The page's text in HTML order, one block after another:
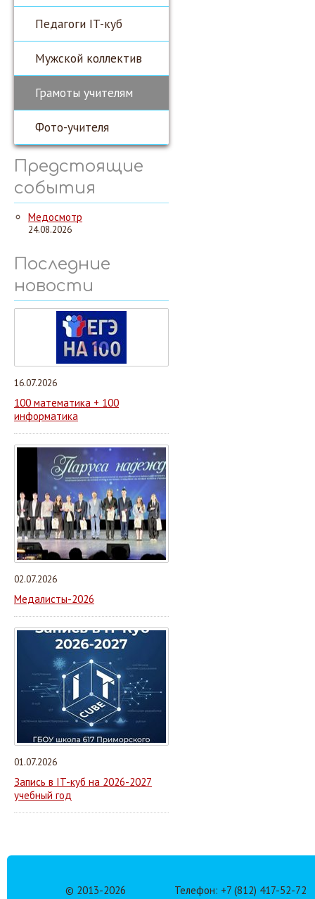
Педагоги IT-куб
Мужской коллектив
Грамоты учителям
Фото-учителя
Предстоящие
события
Медосмотр
24.08.2026
Последние
новости
16.07.2026
100 математика + 100
информатика
02.07.2026
Медалисты-2026
01.07.2026
Запись в IT-куб на 2026-2027
учебный год
© 2013-2026 Телефон: +7 (812) 417-52-72